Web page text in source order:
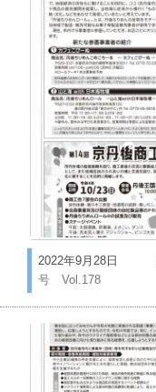
2022年9月28日
号 Vol.178